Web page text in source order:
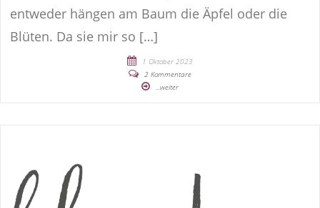
entweder hängen am Baum die Äpfel oder die
Blüten. Da sie mir so […]
1 Oktober 2023
2 Kommentare
...weiter